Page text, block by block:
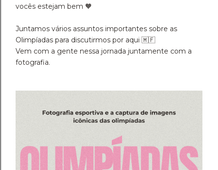
vocês estejam bem 🧡
Juntamos vários assuntos importantes sobre as
Olimpíadas para discutirmos por aqui 🇲🇫
Vem com a gente nessa jornada juntamente com a
fotografia.